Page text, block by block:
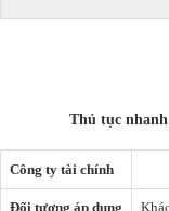
Thủ tục
Công ty tài chính
Đối tượng áp dụng